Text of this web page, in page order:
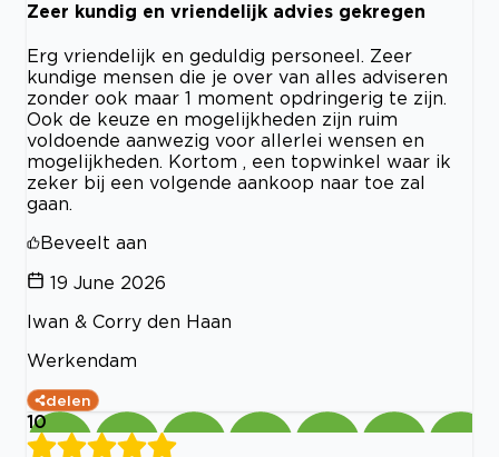
Zeer kundig en vriendelijk advies gekregen
Erg vriendelijk en geduldig personeel. Zeer
kundige mensen die je over van alles adviseren
zonder ook maar 1 moment opdringerig te zijn.
Ook de keuze en mogelijkheden zijn ruim
voldoende aanwezig voor allerlei wensen en
mogelijkheden. Kortom , een topwinkel waar ik
zeker bij een volgende aankoop naar toe zal
gaan.
Beveelt aan
19 June 2026
Iwan & Corry den Haan
Werkendam
delen
10